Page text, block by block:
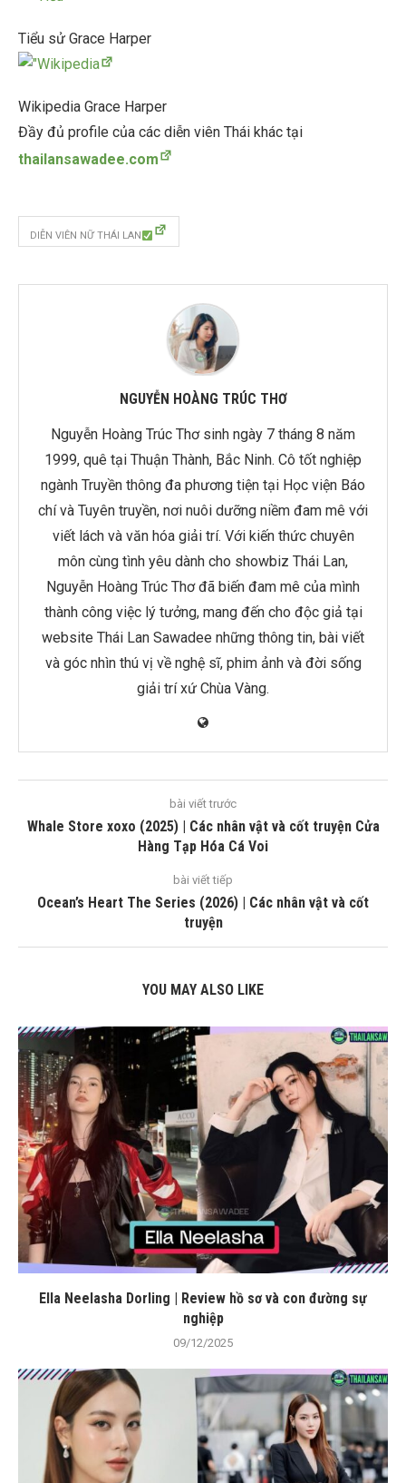
Tiểu sử Grace Harper
Wikipedia Grace Harper
Đầy đủ profile của các diễn viên Thái khác tại
thailansawadee.com
DIỄN VIÊN NỮ THÁI LAN
NGUYỄN HOÀNG TRÚC THƠ
Nguyễn Hoàng Trúc Thơ sinh ngày 7 tháng 8 năm
1999, quê tại Thuận Thành, Bắc Ninh. Cô tốt nghiệp
ngành Truyền thông đa phương tiện tại Học viện Báo
chí và Tuyên truyền, nơi nuôi dưỡng niềm đam mê với
viết lách và văn hóa giải trí. Với kiến thức chuyên
môn cùng tình yêu dành cho showbiz Thái Lan,
Nguyễn Hoàng Trúc Thơ đã biến đam mê của mình
thành công việc lý tưởng, mang đến cho độc giả tại
website Thái Lan Sawadee những thông tin, bài viết
và góc nhìn thú vị về nghệ sĩ, phim ảnh và đời sống
giải trí xứ Chùa Vàng.
bài viết trước
Whale Store xoxo (2025) | Các nhân vật và cốt truyện Cửa
Hàng Tạp Hóa Cá Voi
bài viết tiếp
Ocean’s Heart The Series (2026) | Các nhân vật và cốt
truyện
YOU MAY ALSO LIKE
Ella Neelasha Dorling | Review hồ sơ và con đường sự
nghiệp
09/12/2025